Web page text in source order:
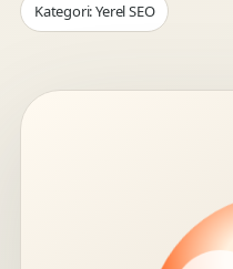
Kategori: Yerel SEO